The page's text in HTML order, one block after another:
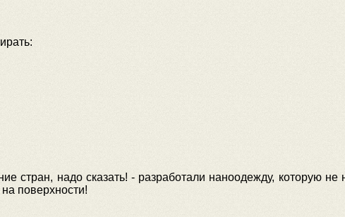
стран, надо сказать! - разработали наноодежду, которую
поверхности!